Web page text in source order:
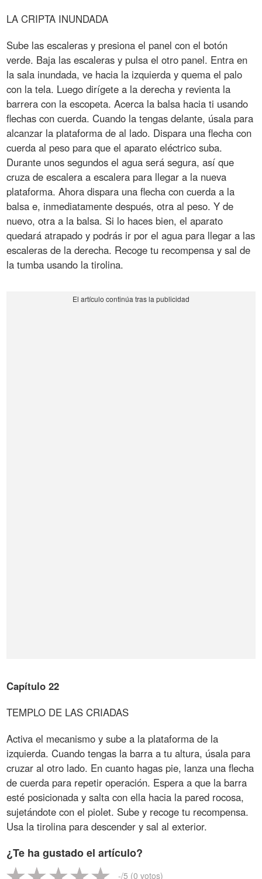
LA CRIPTA INUNDADA
Sube las escaleras y presiona el panel con el botón
verde. Baja las escaleras y pulsa el otro panel. Entra en
la sala inundada, ve hacia la izquierda y quema el palo
con la tela. Luego dirígete a la derecha y revienta la
barrera con la escopeta. Acerca la balsa hacia ti usando
flechas con cuerda. Cuando la tengas delante, úsala para
alcanzar la plataforma de al lado. Dispara una flecha con
cuerda al peso para que el aparato eléctrico suba.
Durante unos segundos el agua será segura, así que
cruza de escalera a escalera para llegar a la nueva
plataforma. Ahora dispara una flecha con cuerda a la
balsa e, inmediatamente después, otra al peso. Y de
nuevo, otra a la balsa. Si lo haces bien, el aparato
quedará atrapado y podrás ir por el agua para llegar a las
escaleras de la derecha. Recoge tu recompensa y sal de
la tumba usando la tirolina.
Capítulo 22
TEMPLO DE LAS CRIADAS
Activa el mecanismo y sube a la plataforma de la
izquierda. Cuando tengas la barra a tu altura, úsala para
cruzar al otro lado. En cuanto hagas pie, lanza una flecha
de cuerda para repetir operación. Espera a que la barra
esté posicionada y salta con ella hacia la pared rocosa,
sujetándote con el piolet. Sube y recoge tu recompensa.
Usa la tirolina para descender y sal al exterior.
¿Te ha gustado el artículo?
-/5 (0 votos)